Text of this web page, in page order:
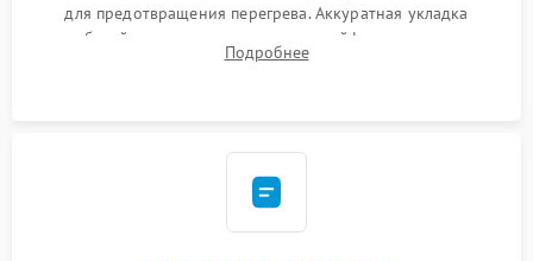
для предотвращения перегрева. Аккуратная укладка
кабелей, подключение хрупких шлейфов матрицы и
надежная фиксация всех элементов внутри корпуса
Подробнее